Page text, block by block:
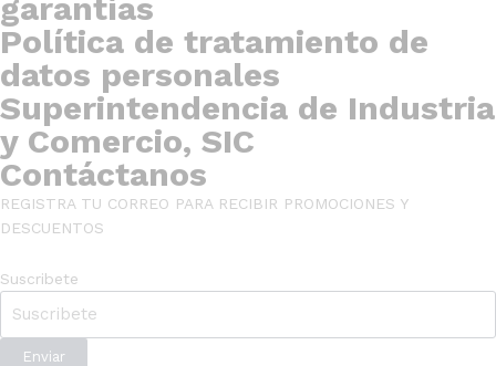
garantías
Política de tratamiento de
datos personales
Superintendencia de Industria
y Comercio, SIC
Contáctanos
REGISTRA TU CORREO PARA RECIBIR PROMOCIONES Y
DESCUENTOS
Suscribete
Enviar